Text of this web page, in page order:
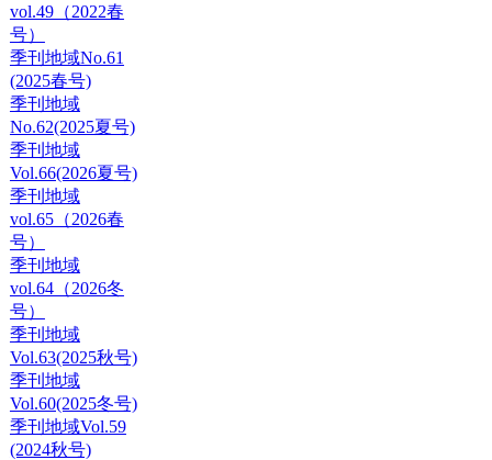
vol.49（2022春
号）
季刊地域No.61
(2025春号)
季刊地域
No.62(2025夏号)
季刊地域
Vol.66(2026夏号)
季刊地域
vol.65（2026春
号）
季刊地域
vol.64（2026冬
号）
季刊地域
Vol.63(2025秋号)
季刊地域
Vol.60(2025冬号)
季刊地域Vol.59
(2024秋号)